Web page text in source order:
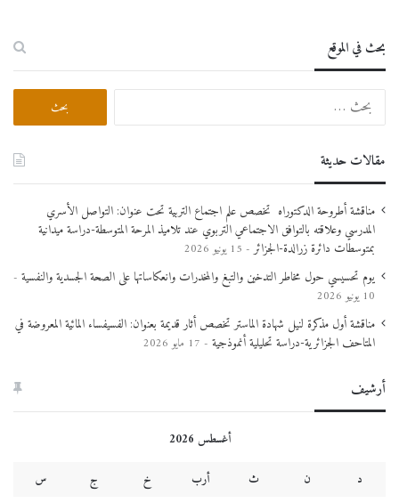
بحث في الموقع
البحث
مقالات حديثة
مناقشة أطروحة الدكتوراه تخصص علم اجتماع التربية تحت عنوان: التواصل الأسري
المدرسي وعلاقته بالتوافق الاجتماعي التربوي عند تلاميذ المرحة المتوسطة-دراسة ميدانية
بمتوسطات دائرة زرالدة-الجزائر
15 يونيو 2026
يوم تحسيسي حول مخاطر التدخين والتبغ والمخدرات وانعكاساتها على الصحة الجسدية والنفسية
10 يونيو 2026
مناقشة أول مذكرة لنيل شهادة الماستر تخصص أثار قديمة بعنوان: الفسيفساء المائية المعروضة في
المتاحف الجزائرية-دراسة تحليلية أنموذجية
17 مايو 2026
أرشيف
أغسطس 2026
د
ن ث أرب خ ج
س